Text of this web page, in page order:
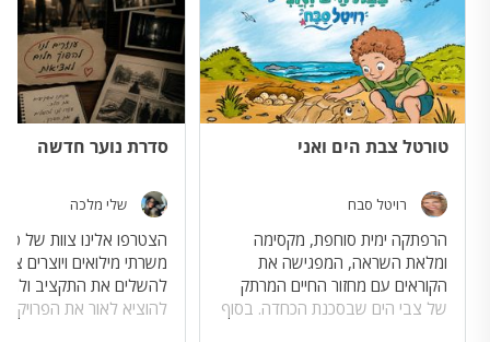
טורטל צבת הים ואני
רויטל סבח
הרפתקה ימית סוחפת, מקסימה
ומלאת השראה, המפגישה את
הקוראים עם מחזור החיים המרתק
של צבי הים שבסכנת הכחדה. בסוף
סדרת נוער חדשה
שלי מלכה
הצטרפו אלינו צוות של
משרתי מילואים ויוצרים
להשלים את התקציב
להוציא לאור את הפרויקט.